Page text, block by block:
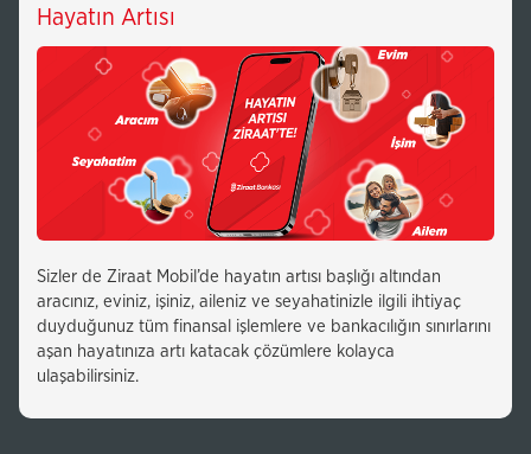
Hayatın Artısı
Sizler de Ziraat Mobil’de hayatın artısı başlığı altından
aracınız, eviniz, işiniz, aileniz ve seyahatinizle ilgili ihtiyaç
duyduğunuz tüm finansal işlemlere ve bankacılığın sınırlarını
aşan hayatınıza artı katacak çözümlere kolayca
ulaşabilirsiniz.